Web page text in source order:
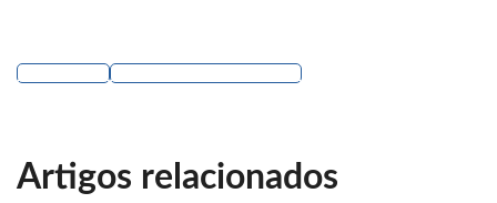
CAminhadaCONTA-ME COMO FOI
Artigos relacionados